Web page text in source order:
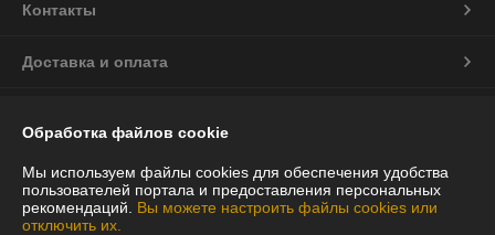
Контакты
Доставка и оплата
Полная версия сайта
Политика обработки cookies
Обработка файлов cookie
Мы используем файлы cookies для обеспечения удобства
пользователей портала и предоставления персональных
рекомендаций. Вы можете настроить файлы cookies или
отключить их.